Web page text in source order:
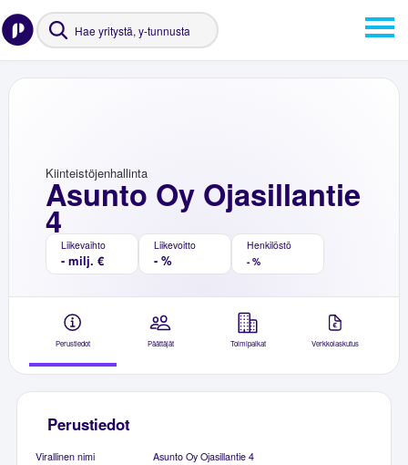
Asunto Oy Ojasillantie
4
Kiinteistöjenhallinta
Liikevaihto
- milj. €
Liikevoitto
- %
Henkilöstö
- %
Perustiedot Päättäjät Toimipaikat Verkkolaskutus
Perustiedot
Virallinen nimi
Asunto Oy Ojasillantie 4